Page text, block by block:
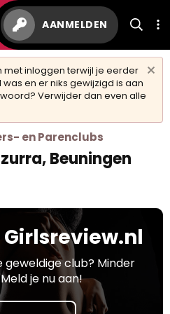
AANMELDEN
inloggen terwijl je eerder
en er niks gewijzigd is aan
Verwijder dan even alle
en Parenclubs
Beuningen
geweldige club? Minder
je nu aan!